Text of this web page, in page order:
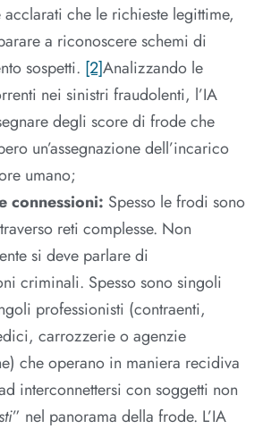
che le richieste legittime,
a riconoscere schemi di
sospetti. [2]Analizzando le
nei sinistri fraudolenti, l’IA
degli score di frode che
un’assegnazione dell’incarico
umano;
connessioni: Spesso le frodi sono
reti complesse. Non
si deve parlare di
criminali. Spesso sono singoli
professionisti (contraenti,
carrozzerie o agenzie
che operano in maniera recidiva
interconnettersi con soggetti non
” nel panorama della frode. L’IA